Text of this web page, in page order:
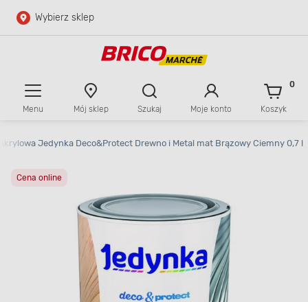
Przejdź do głównej zawartości
Wybierz sklep
Menu Mój sklep Szukaj Moje konto Koszyk
0
Jedynka Deco&Protect Drewno i Metal mat Brązowy Ciemny 0,7 l
Cena online